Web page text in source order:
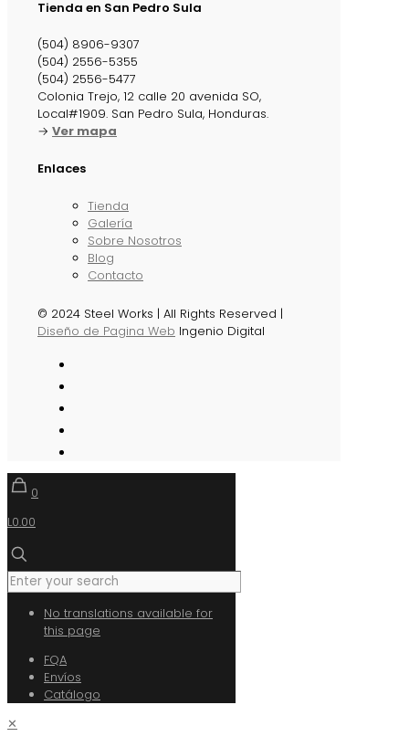
Tienda en San Pedro Sula
(504) 8906-9307
(504) 2556-5355
(504) 2556-5477
Colonia Trejo, 12 calle 20 avenida SO,
Local#1909. San Pedro Sula, Honduras.
→ Ver mapa
Enlaces
Tienda
Galería
Sobre Nosotros
Blog
Contacto
© 2024 Steel Works | All Rights Reserved |
Diseño de Pagina Web Ingenio Digital
0
L0.00
No translations available for
this page
FQA
Envíos
Catálogo
✕